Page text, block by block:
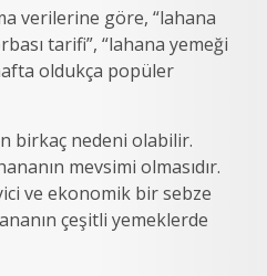
verilerine göre, “lahana
tarifi”, “lahana yemeği
oldukça popüler
birkaç nedeni olabilir.
mevsimi olmasıdır.
ve ekonomik bir sebze
çeşitli yemeklerde